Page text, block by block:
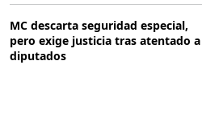
MC descarta seguridad especial,
pero exige justicia tras atentado a
diputados